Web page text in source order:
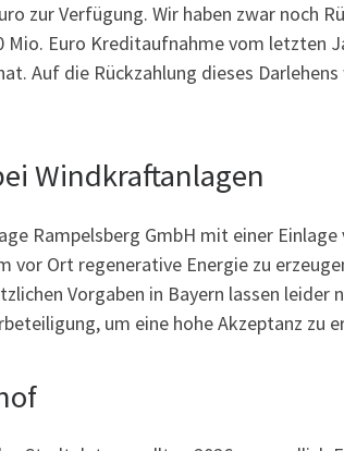
zur Verfügung. Wir haben zwar noch
Mio. Euro Kreditaufnahme vom letzten
Auf die Rückzahlung dieses
Windkraftanlagen
Rampelsberg GmbH mit einer
vor Ort regenerative Energie zu
Vorgaben in Bayern lassen leider
um eine hohe Akzeptanz zu